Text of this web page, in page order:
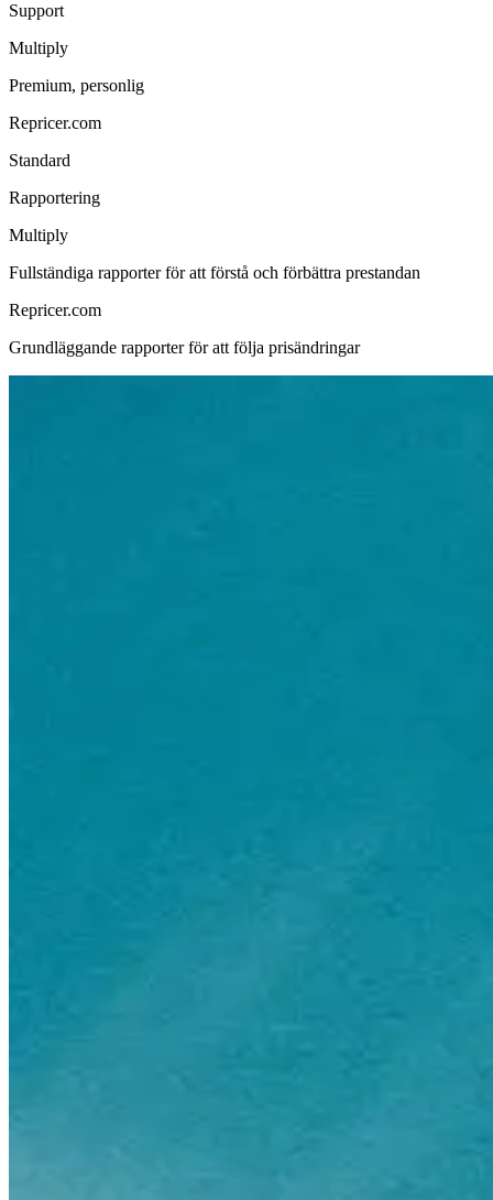
Support
Multiply
Premium, personlig
Repricer.com
Standard
Rapportering
Multiply
Fullständiga rapporter för att förstå och förbättra prestandan
Repricer.com
Grundläggande rapporter för att följa prisändringar